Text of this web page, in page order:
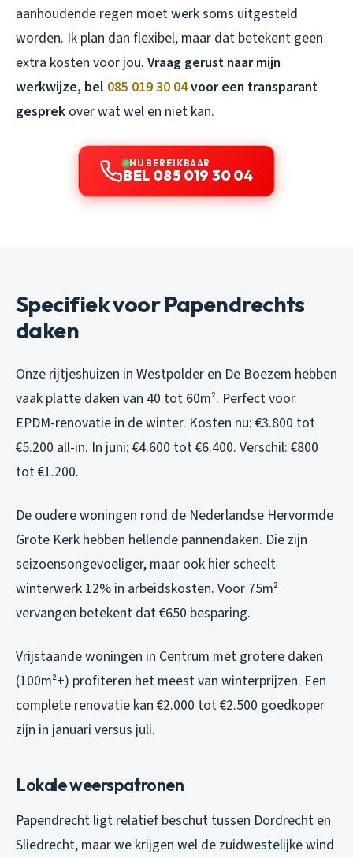
aanhoudende regen moet werk soms uitgesteld
worden. Ik plan dan flexibel, maar dat betekent geen
extra kosten voor jou. Vraag gerust naar mijn
werkwijze, bel 085 019 30 04voor een transparant
gesprek over wat wel en niet kan.
NU BEREIKBAAR
BEL 085 019 30 04
Specifiek voor Papendrechts
daken
Onze rijtjeshuizen in Westpolder en De Boezem hebben
vaak platte daken van 40 tot 60m². Perfect voor
EPDM-renovatie in de winter. Kosten nu: €3.800 tot
€5.200 all-in. In juni: €4.600 tot €6.400. Verschil: €800
tot €1.200.
De oudere woningen rond de Nederlandse Hervormde
Grote Kerk hebben hellende pannendaken. Die zijn
seizoensongevoeliger, maar ook hier scheelt
winterwerk 12% in arbeidskosten. Voor 75m²
vervangen betekent dat €650 besparing.
Vrijstaande woningen in Centrum met grotere daken
(100m²+) profiteren het meest van winterprijzen. Een
complete renovatie kan €2.000 tot €2.500 goedkoper
zijn in januari versus juli.
Lokale weerspatronen
Papendrecht ligt relatief beschut tussen Dordrecht en
Sliedrecht, maar we krijgen wel de zuidwestelijke wind